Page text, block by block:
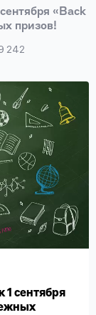
«Back
призов!
242
1 сентября